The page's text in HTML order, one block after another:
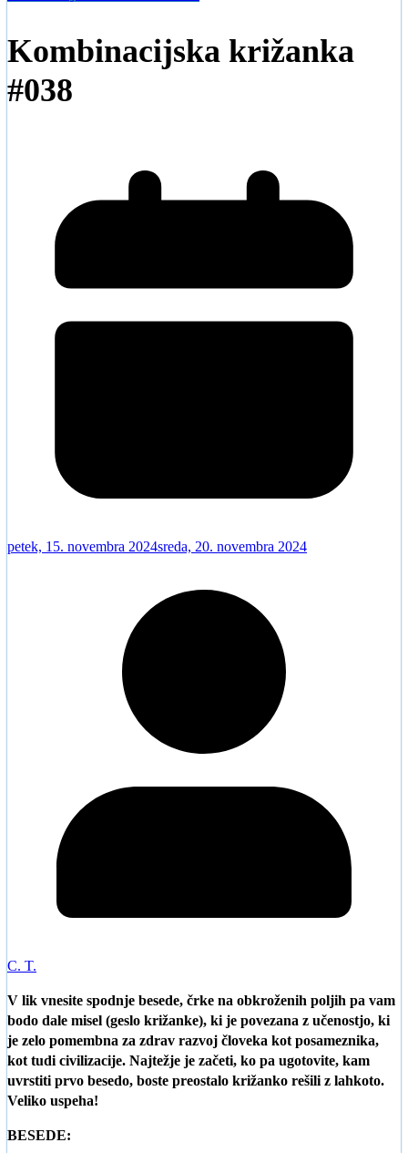
Kombinacijska križanka
#038
petek, 15. novembra 2024sreda, 20. novembra 2024
C. T.
V lik vnesite spodnje besede, črke na obkroženih poljih pa vam
bodo dale misel (geslo križanke), ki je povezana z učenostjo, ki
je zelo pomembna za zdrav razvoj človeka kot posameznika,
kot tudi civilizacije. Najtežje je začeti, ko pa ugotovite, kam
uvrstiti prvo besedo, boste preostalo križanko rešili z lahkoto.
Veliko uspeha!
BESEDE: